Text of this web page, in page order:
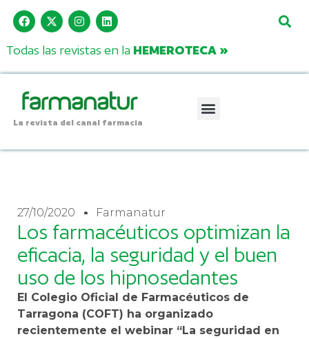
Todas las revistas en la HEMEROTECA »
La revista del canal farmacia
27/10/2020 Farmanatur
Los farmacéuticos optimizan la
eficacia, la seguridad y el buen
uso de los hipnosedantes
El Colegio Oficial de Farmacéuticos de
Tarragona (COFT) ha organizado
recientemente el webinar “La seguridad en